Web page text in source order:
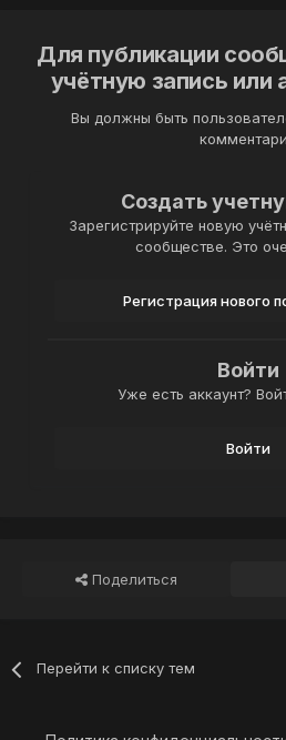
Для публикации
учётную запись или
Вы должны быть
Создать
Зарегистрируйте новую
сообществе. Это
Регистрация нового
Войти
Уже есть аккаунт?
Войти
Поделиться
Перейти к списку тем